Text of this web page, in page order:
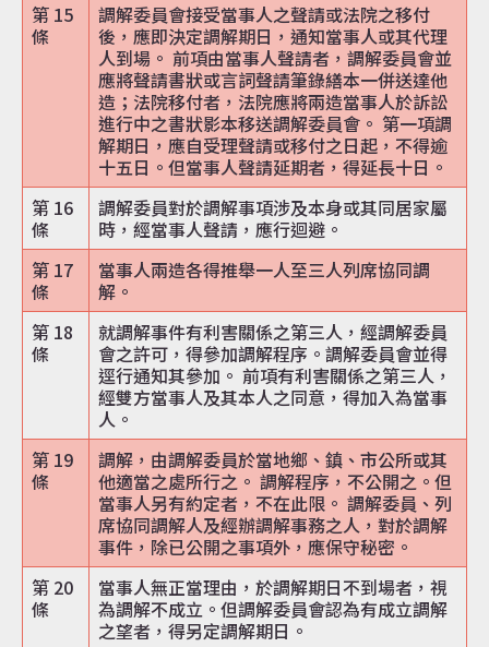
第 15
條
調解委員會接受當事人之聲請或法院之移付
後，應即決定調解期日，通知當事人或其代理
人到場。 前項由當事人聲請者，調解委員會並
應將聲請書狀或言詞聲請筆錄繕本一併送達他
造；法院移付者，法院應將兩造當事人於訴訟
進行中之書狀影本移送調解委員會。 第一項調
解期日，應自受理聲請或移付之日起，不得逾
十五日。但當事人聲請延期者，得延長十日。
第 16
條
調解委員對於調解事項涉及本身或其同居家屬
時，經當事人聲請，應行迴避。
第 17
條
當事人兩造各得推舉一人至三人列席協同調
解。
第 18
條
就調解事件有利害關係之第三人，經調解委員
會之許可，得參加調解程序。調解委員會並得
逕行通知其參加。 前項有利害關係之第三人，
經雙方當事人及其本人之同意，得加入為當事
人。
第 19
條
調解，由調解委員於當地鄉、鎮、市公所或其
他適當之處所行之。 調解程序，不公開之。但
當事人另有約定者，不在此限。 調解委員、列
席協同調解人及經辦調解事務之人，對於調解
事件，除已公開之事項外，應保守秘密。
第 20
條
當事人無正當理由，於調解期日不到場者，視
為調解不成立。但調解委員會認為有成立調解
之望者，得另定調解期日。